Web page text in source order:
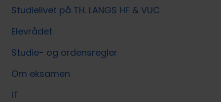
Studielivet på TH. LANGS HF & VUC
Elevrådet
Studie- og ordensregler
Om eksamen
IT